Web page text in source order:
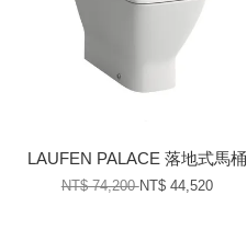
LAUFEN PALACE 落地式馬桶
NT$ 74,200NT$ 44,520